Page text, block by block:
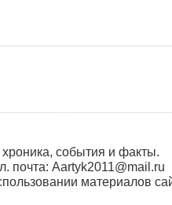
события и факты.
почта: Aartyk2011@mail.ru
материалов